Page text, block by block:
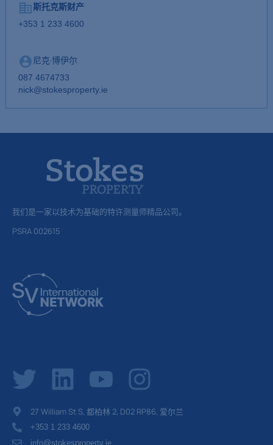
斯托克斯财产
+353 1 233 4600
尼克·博伊尔
087 4674733
nick@stokesproperty.ie
我们是一家以技术为基础的特许测量师精品公司。
PSRA 002615
27 William St S, 都柏林 2, D02 RP86, 爱尔兰
+353 1 233 4600
info@stokesproperty.ie